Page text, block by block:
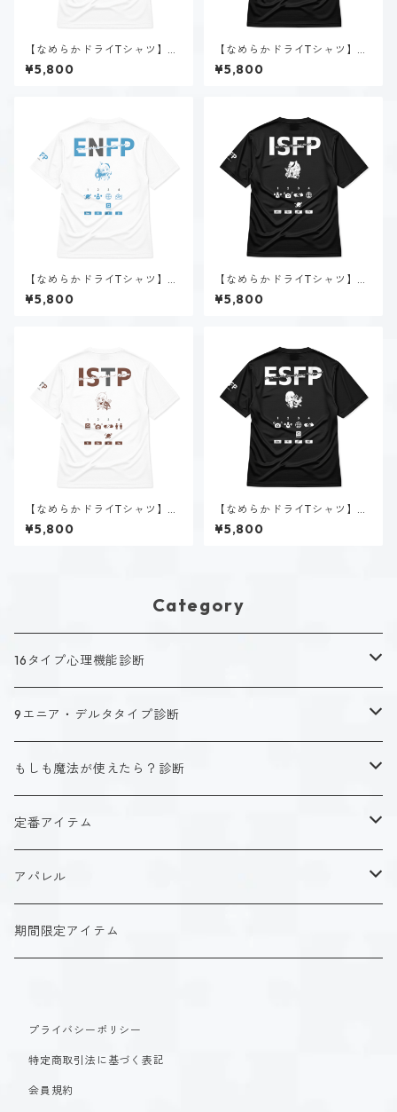
【なめらかドライTシャツ】タ
イプ７-楽しむ人（ホーリー）
｜ホワイト
¥5,800
【なめらかドライTシャツ】神
道 いのり（INFJ）｜ブラック
¥5,800
【なめらかドライTシャツ】空
閑 風音（ENFP）｜ホワイト
¥5,800
【なめらかドライTシャツ】稲
葉 奏世（ISFP）｜ブラック
¥5,800
【なめらかドライTシャツ】黒
ヶ根 匠（ISTP）｜ホワイト
¥5,800
【なめらかドライTシャツ】春
風 陽菜（ESFP）｜ブラック
¥5,800
Category
16タイプ心理機能診断
キャラクタータイプ
ISTJ（新田 理央）
ISFJ（花園 明日香）
INFP（夜月 夢乃）
定番アイテム
アクリルストラップ
アクリルスタンド
9エニア・デルタタイプ診断
キャラクタータイプ
タイプ１-正す人
タイプ２-助ける人
ホーリーデザイン
ダークデザイン
定番アイテム
アクリルスタンド
マグカップ
もしも魔法が使えたら？診断
魔法スタイル
生命魔法~Vitality~
自然魔法~Elemental~
創造魔法~Genesis~
αシリーズ
βシリーズ
アクリルストラップ
アクリルスタンド
定番アイテム
アクリルストラップ
アクリルスタンド
アパレル
Tシャツ
パーカー
期間限定アイテム
プライバシーポリシー
特定商取引法に基づく表記
会員規約